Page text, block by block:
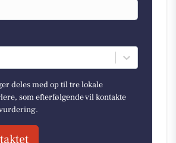
deles med op til tre lokale
som efterfølgende vil kontakte